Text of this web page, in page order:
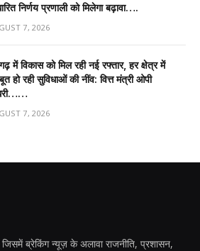
निर्णय प्रणाली को मिलेगा बढ़ावा….
7, 2026
में विकास को मिल रही नई रफ्तार, हर क्षेत्र में
हो रही सुविधाओं की नींव: वित्त मंत्री ओपी
7, 2026
ब्रेकिंग न्यूज़ के अलावा राजनीति, प्रशासन,